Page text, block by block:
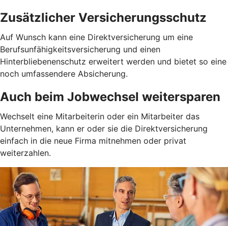
Zusätzlicher Versicherungsschutz
Auf Wunsch kann eine Direktversicherung um eine
Berufsunfähigkeitsversicherung und einen
Hinterbliebenenschutz erweitert werden und bietet so eine
noch umfassendere Absicherung.
Auch beim Jobwechsel weitersparen
Wechselt eine Mitarbeiterin oder ein Mitarbeiter das
Unternehmen, kann er oder sie die Direktversicherung
einfach in die neue Firma mitnehmen oder privat
weiterzahlen.